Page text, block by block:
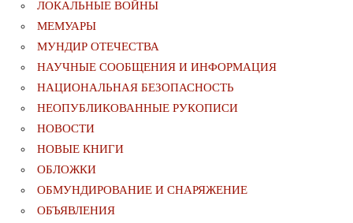
ЛОКАЛЬНЫЕ ВОЙНЫ
МЕМУАРЫ
МУНДИР ОТЕЧЕСТВА
НАУЧНЫЕ СООБЩЕНИЯ И ИНФОРМАЦИЯ
НАЦИОНАЛЬНАЯ БЕЗОПАСНОСТЬ
НЕОПУБЛИКОВАННЫЕ РУКОПИСИ
НОВОСТИ
НОВЫЕ КНИГИ
ОБЛОЖКИ
ОБМУНДИРОВАНИЕ И СНАРЯЖЕНИЕ
ОБЪЯВЛЕНИЯ